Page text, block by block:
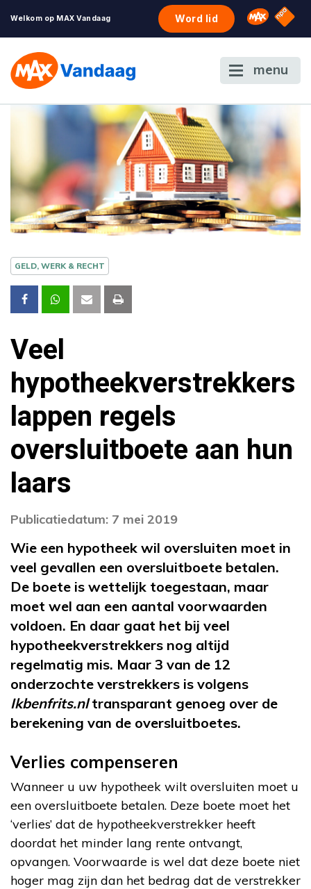
Welkom op MAX Vandaag Word lid Omroep
NPO
menu
GELD, WERK & RECHT
Veel
hypotheekverstrekkers
lappen regels
oversluitboete aan hun
laars
Publicatiedatum: 7 mei 2019
Wie een hypotheek wil oversluiten moet in
veel gevallen een oversluitboete betalen.
De boete is wettelijk toegestaan, maar
moet wel aan een aantal voorwaarden
voldoen. En daar gaat het bij veel
hypotheekverstrekkers nog altijd
regelmatig mis. Maar 3 van de 12
onderzochte verstrekkers is volgens
Ikbenfrits.nltransparant genoeg over de
berekening van de oversluitboetes.
Verlies compenseren
Wanneer u uw hypotheek wilt oversluiten moet u
een oversluitboete betalen. Deze boete moet het
‘verlies’ dat de hypotheekverstrekker heeft
doordat het minder lang rente ontvangt,
opvangen. Voorwaarde is wel dat deze boete niet
hoger mag zijn dan het bedrag dat de verstrekker